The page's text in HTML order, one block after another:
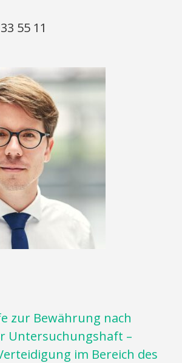
55 11
zur Bewährung nach
Untersuchungshaft –
im Bereich des